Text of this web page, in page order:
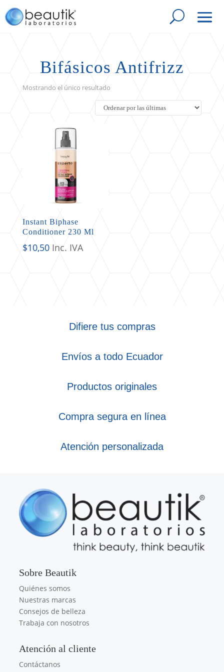
Bifásicos Antifrizz
Mostrando el único resultado
Instant Biphase
Conditioner 230 Ml
$10,50 Inc. IVA
Difiere tus compras
Envíos a todo Ecuador
Productos originales
Compra segura en línea
Atención personalizada
Sobre Beautik
Quiénes somos
Nuestras marcas
Consejos de belleza
Trabaja con nosotros
Atención al cliente
Contáctanos